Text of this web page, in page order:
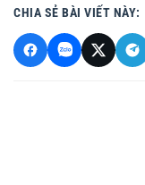
CHIA SẺ BÀI VIẾT NÀY: